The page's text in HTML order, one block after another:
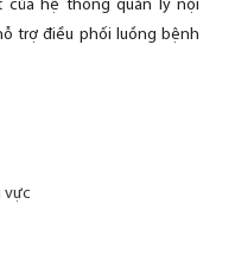
hệ thống quản lý nội
trợ điều phối luồng bệnh
vực